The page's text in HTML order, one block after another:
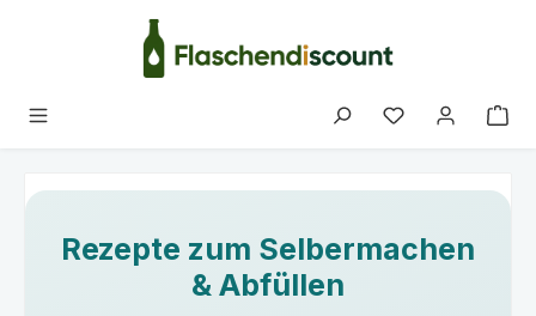
Zum Hauptinhalt springen
Du hast 0
Rezepte zum Selbermachen
& Abfüllen